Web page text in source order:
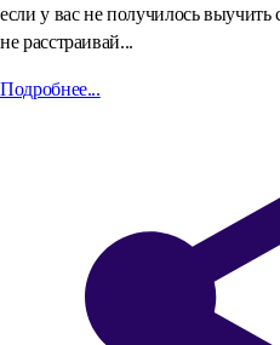
если у вас не получилось
не расстраивай...
Подробнее...